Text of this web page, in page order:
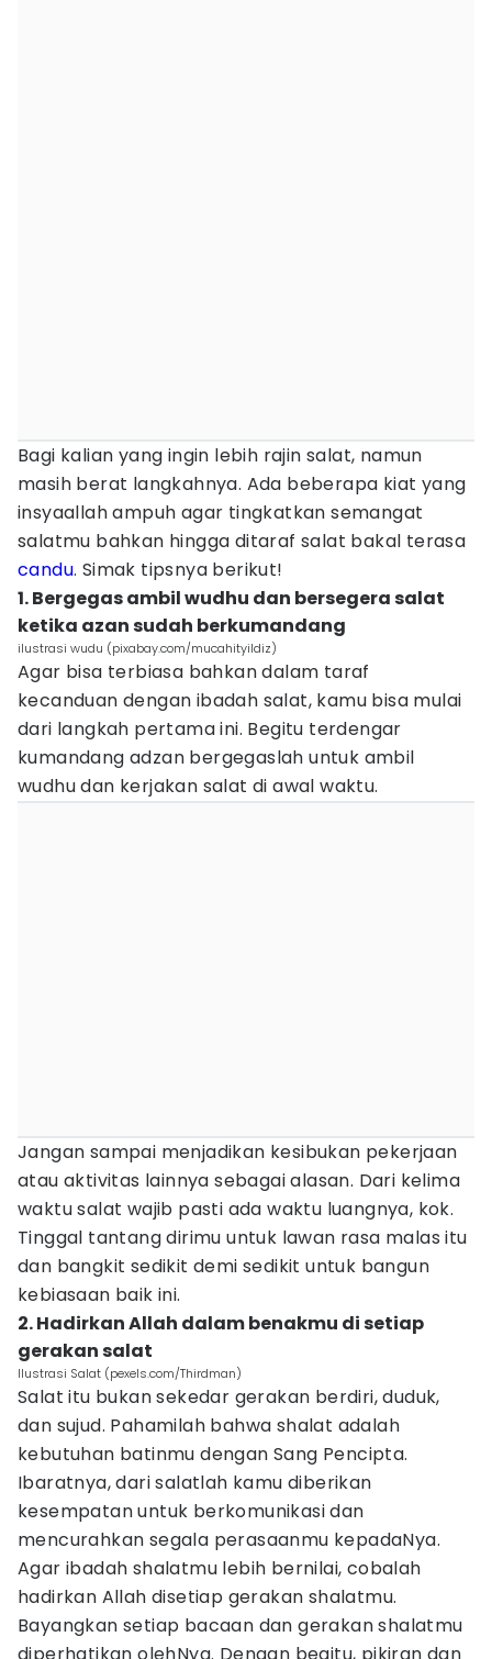
Bagi kalian yang ingin lebih rajin salat, namun
masih berat langkahnya. Ada beberapa kiat yang
insyaallah ampuh agar tingkatkan semangat
salatmu bahkan hingga ditaraf salat bakal terasa
candu. Simak tipsnya berikut!
1. Bergegas ambil wudhu dan bersegera salat
ketika azan sudah berkumandang
ilustrasi wudu (pixabay.com/mucahityildiz)
Agar bisa terbiasa bahkan dalam taraf
kecanduan dengan ibadah salat, kamu bisa mulai
dari langkah pertama ini. Begitu terdengar
kumandang adzan bergegaslah untuk ambil
wudhu dan kerjakan salat di awal waktu.
Jangan sampai menjadikan kesibukan pekerjaan
atau aktivitas lainnya sebagai alasan. Dari kelima
waktu salat wajib pasti ada waktu luangnya, kok.
Tinggal tantang dirimu untuk lawan rasa malas itu
dan bangkit sedikit demi sedikit untuk bangun
kebiasaan baik ini.
2. Hadirkan Allah dalam benakmu di setiap
gerakan salat
Ilustrasi Salat (pexels.com/Thirdman)
Salat itu bukan sekedar gerakan berdiri, duduk,
dan sujud. Pahamilah bahwa shalat adalah
kebutuhan batinmu dengan Sang Pencipta.
Ibaratnya, dari salatlah kamu diberikan
kesempatan untuk berkomunikasi dan
mencurahkan segala perasaanmu kepadaNya.
Agar ibadah shalatmu lebih bernilai, cobalah
hadirkan Allah disetiap gerakan shalatmu.
Bayangkan setiap bacaan dan gerakan shalatmu